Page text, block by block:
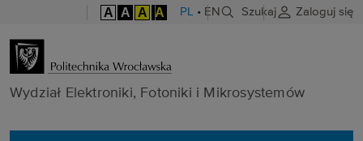
A A A A PL • EN Szukaj Zaloguj się
Wydział
Wydział Elektroniki, Fotoniki i Mikrosystemów